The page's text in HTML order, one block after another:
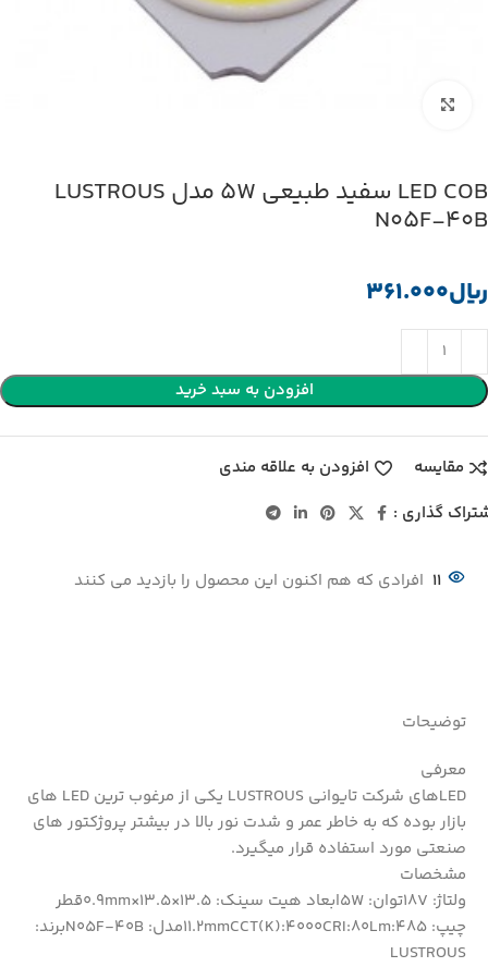
LED COB سفید طبیعی 5W مدل LUSTROUS
N05F-40B
﷼
افزودن به سبد خرید
مقایسه
افزودن به علاقه مندی
گذاری :
11 افرادی که هم اکنون این محصول را بازدید می کنند
توضیحات
معرفی
LEDهای شرکت تایوانی LUSTROUS یکی از مرغوب ترین LED های
بازار بوده که به خاطر عمر و شدت نور بالا در بیشتر پروژکتور های
صنعتی مورد استفاده قرار میگیرد.
مشخصات
ولتاژ: 18Vتوان: 5Wابعاد هیت سینک: 13.5×13.5×0.9mmقطر
چیپ: 11.2mmCCT(K):4000CRI:80Lm:485مدل: N05F-40Bبرند:
LUSTROUS